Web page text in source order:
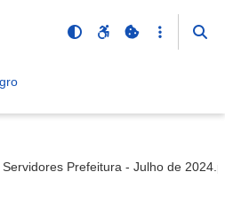
Prefeitura - Julho de